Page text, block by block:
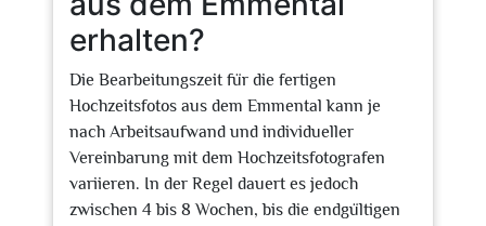
erhalten?
Die Bearbeitungszeit für die fertigen
Hochzeitsfotos aus dem Emmental kann je
nach Arbeitsaufwand und individueller
Vereinbarung mit dem Hochzeitsfotografen
variieren. In der Regel dauert es jedoch
zwischen 4 bis 8 Wochen, bis die endgültigen